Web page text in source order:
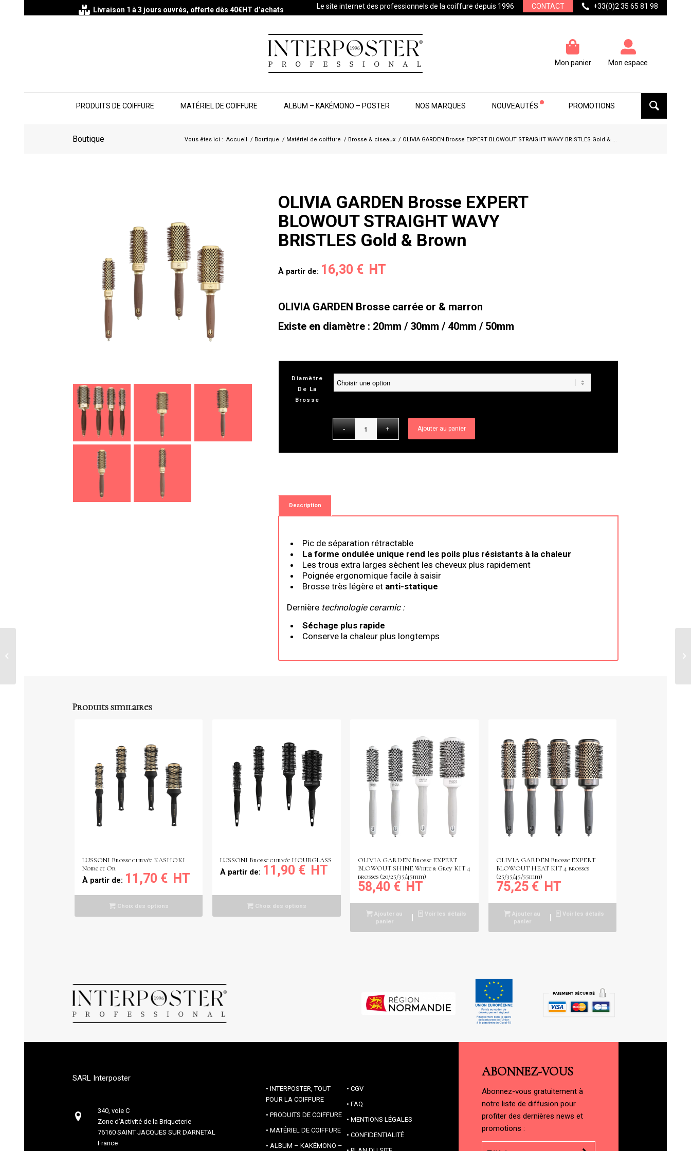
Livraison 1 à 3 jours ouvrés, offerte dès 40€HT d’achats Le site internet des professionnels de la coiffure depuis 1996 CONTACT +33(0)2 35 65 81 98
Mon panier Mon espace
PRODUITS DE COIFFURE MATÉRIEL DE COIFFURE ALBUM – KAKÉMONO – POSTER NOS MARQUES NOUVEAUTÉS PROMOTIONS
Boutique Vous êtes ici : Accueil / Boutique / Matériel de coiffure / Brosse & ciseaux / OLIVIA GARDEN Brosse EXPERT BLOWOUT STRAIGHT WAVY BRISTLES Gold & ...
OLIVIA GARDEN Brosse EXPERT
BLOWOUT STRAIGHT WAVY
BRISTLES Gold & Brown
À partir de: 16,30 €
OLIVIA GARDEN Brosse carrée or & marron
Existe en diamètre : 20mm / 30mm / 40mm / 50mm
Diamètre
De La
Brosse
Ajouter au panier
Description
Pic de séparation rétractable
La forme ondulée unique rend les poils plus résistants à la chaleur
Les trous extra larges sèchent les cheveux plus rapidement
Poignée ergonomique facile à saisir
Brosse très légère et anti-statique
Dernière technologie ceramic :
Séchage plus rapide
Conserve la chaleur plus longtemps
Produits similaires
LUSSONI Brosse curvée KASHOKI
Noire et Or
À partir de: 11,70 €
Choix des options
LUSSONI Brosse curvée HOURGLASS
À partir de: 11,90 €
Choix des options
OLIVIA GARDEN Brosse EXPERT
BLOWOUT SHINE White & Grey KIT 4
brosses (20/25/35/45mm)
58,40 €
Ajouter au
panier
Voir les détails
OLIVIA GARDEN Brosse EXPERT
BLOWOUT HEAT KIT 4 brosses
(25/35/45/55mm)
75,25 €
Ajouter au
panier
Voir les détails
SARL Interposter
340, voie C
Zone d’Activité de la Briqueterie
76160 SAINT JACQUES SUR DARNETAL
France
INTERPOSTER, TOUT
POUR LA COIFFURE
PRODUITS DE COIFFURE
MATÉRIEL DE COIFFURE
ALBUM – KAKÉMONO –
CGV
FAQ
MENTIONS LÉGALES
CONFIDENTIALITÉ
ABONNEZ-VOUS
Abonnez-vous gratuitement à
notre liste de diffusion pour
profiter des dernières news et
promotions :